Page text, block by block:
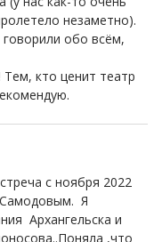
незаметно).
обо всём,
кто ценит театр
с ноября 2022
Самодовым. Я
Архангельска и
,что